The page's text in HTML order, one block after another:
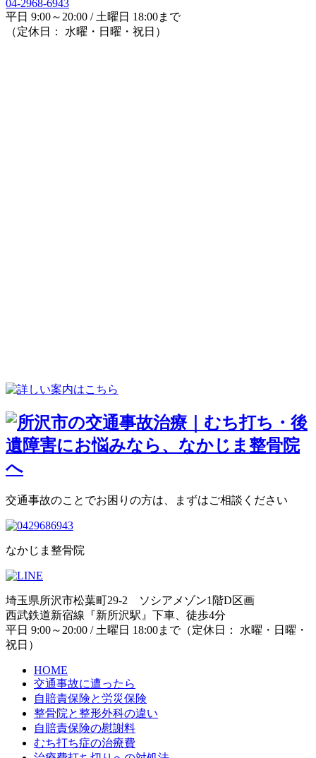
04-2968-6943
平日 9:00～20:00 / 土曜日 18:00まで
（定休日： 水曜・日曜・祝日）
交通事故のことでお困りの方は、まずはご相談ください
なかじま整骨院
埼玉県所沢市松葉町29-2 ソシアメゾン1階D区画
西武鉄道新宿線『新所沢駅』下車、徒歩4分
平日 9:00～20:00 / 土曜日 18:00まで（定休日： 水曜・日曜・
祝日）
HOME
交通事故に遭ったら
自賠責保険と労災保険
整骨院と整形外科の違い
自賠責保険の慰謝料
むち打ち症の治療費